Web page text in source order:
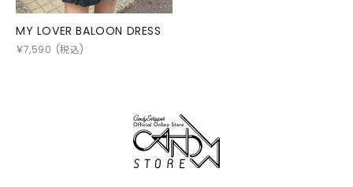
MY LOVER BALOON DRESS
￥7,590 (税込)